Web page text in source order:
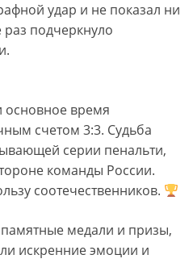
удар и не показал ни
подчеркнуло
основное время
счетом 3:3. Судьба
серии пенальти,
команды России.
соотечественников.
медали и призы,
искренние эмоции и